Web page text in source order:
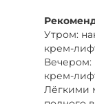
Утром:
крем-
Вечером:
крем-
Лёгкими